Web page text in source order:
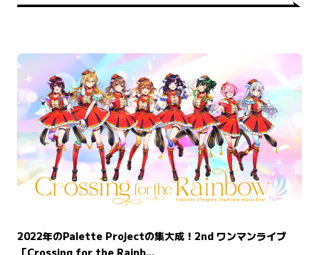
2022年のPalette Projectの集大成！2nd ワンマンライブ
「Crossing for the Rainb...